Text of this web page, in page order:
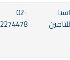
اسيا
للتامين
02-
2274478